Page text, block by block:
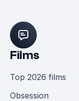
Films
Top 2026 films
Obsession